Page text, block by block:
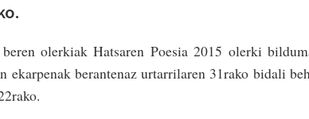
olerkiak Hatsaren Poesia 2015 olerki
ekarpenak berantenaz urtarrilaren 31rako bidali